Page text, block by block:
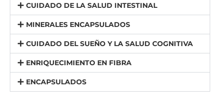
CUIDADO DE LA SALUD INTESTINAL
MINERALES ENCAPSULADOS
CUIDADO DEL SUEÑO Y LA SALUD COGNITIVA
ENRIQUECIMIENTO EN FIBRA
ENCAPSULADOS